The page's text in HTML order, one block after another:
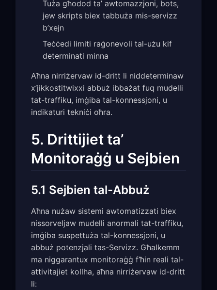
Tuża għodod ta’ awtomazzjoni, bots,
jew skripts biex tabbuża mis-servizz
b’xejn
Teċċedi limiti raġonevoli tal-użu kif
determinati minna
Aħna nirriżervaw id-dritt li niddeterminaw
x’jikkostitwixxi abbuż ibbażat fuq mudelli
tat-traffiku, imġiba tal-konnessjoni, u
indikaturi tekniċi oħra.
5. Drittijiet ta’
Monitoraġġ u Sejbien
5.1 Sejbien tal-Abbuż
Aħna nużaw sistemi awtomatizzati biex
nissorveljaw mudelli anormali tat-traffiku,
imġiba suspettuża tal-konnessjoni, u
abbuż potenzjali tas-Servizz. Għalkemm
ma niggarantux monitoraġġ f’ħin reali tal-
attivitajiet kollha, aħna nirriżervaw id-dritt
li: